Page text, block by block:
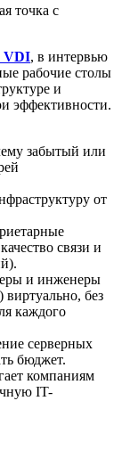
точка с
VDI, в интервью
рабочие столы
и
эффективности.
забытый или
от
связи и
и инженеры
без
каждого
серверных
бюджет.
компаниям
IT-